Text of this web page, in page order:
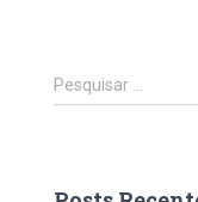
P
e
Pesquisar …